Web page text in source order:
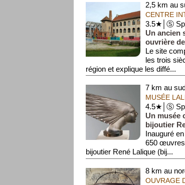
2,5 km au
CENTRE
3.5★│Ⓢ
Un ancien
ouvrière
Le site
les trois
région et explique les diffé...
7 km au
MUSÉE
4.5★│Ⓢ
Un musée
bijoutier
Inauguré
650 œuvres
bijoutier René Lalique (bij...
8 km au
OUVRAGE